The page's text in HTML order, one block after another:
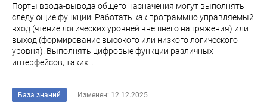
Порты ввода-вывода общего назначения могут выполнять
следующие функции: Работать как программно управляемый
вход (чтение логических уровней внешнего напряжения) или
выход (формирование высокого или низкого логического
уровня). Выполнять цифровые функции различных
интерфейсов, таких...
База знаний Изменен: 12.12.2025